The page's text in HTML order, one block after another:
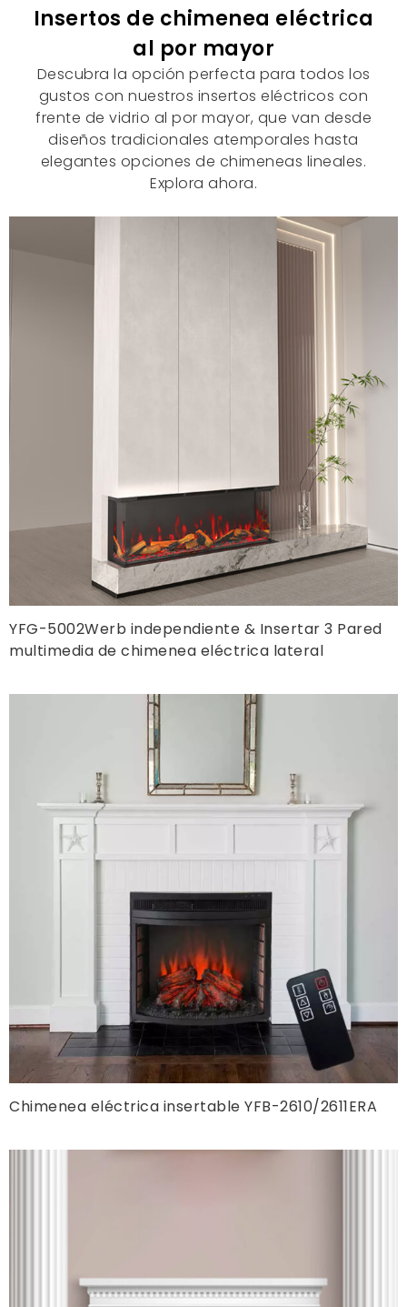
Insertos de chimenea eléctrica
al por mayor
Descubra la opción perfecta para todos los
gustos con nuestros insertos eléctricos con
frente de vidrio al por mayor, que van desde
diseños tradicionales atemporales hasta
elegantes opciones de chimeneas lineales.
Explora ahora.
YFG-5002Werb independiente & Insertar 3 Pared
multimedia de chimenea eléctrica lateral
Chimenea eléctrica insertable YFB-2610/2611ERA